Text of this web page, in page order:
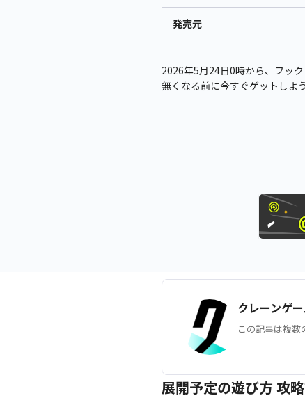
発売元
2026年5月24日0時から、フッ
無くなる前に今すぐゲットしよ
クレーンゲ
この記事は複数
展開予定の遊び方 攻